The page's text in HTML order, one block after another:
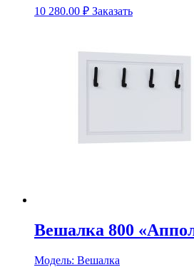
10 280.00 ₽ Заказать
Вешалка 800
Модель: Вешалка